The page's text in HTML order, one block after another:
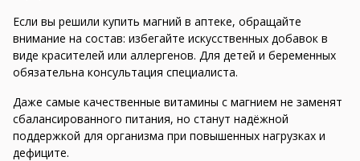
Если вы решили купить магний в аптеке, обращайте
внимание на состав: избегайте искусственных добавок в
виде красителей или аллергенов. Для детей и беременных
обязательна консультация специалиста.
Даже самые качественные витамины с магнием не заменят
сбалансированного питания, но станут надёжной
поддержкой для организма при повышенных нагрузках и
дефиците.